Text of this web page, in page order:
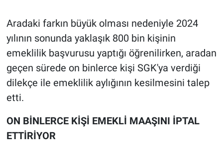
Aradaki farkın büyük olması nedeniyle 2024
yılının sonunda yaklaşık 800 bin kişinin
emeklilik başvurusu yaptığı öğrenilirken, aradan
geçen sürede on binlerce kişi SGK'ya verdiği
dilekçe ile emeklilik aylığının kesilmesini talep
etti.
ON BİNLERCE KİŞİ EMEKLİ MAAŞINI İPTAL
ETTİRİYOR